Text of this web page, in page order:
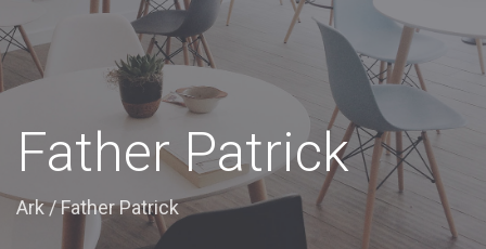
Father Patrick
Ark/Father Patrick